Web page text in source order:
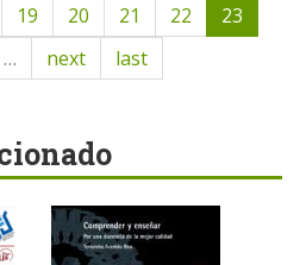
19 20 21 22
23
… next last